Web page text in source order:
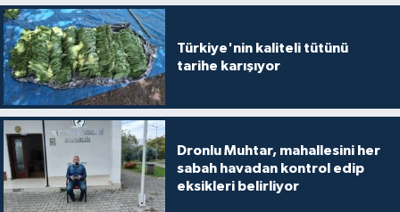
Türkiye'nin kaliteli tütünü
tarihe karışıyor
Dronlu Muhtar, mahallesini her
sabah havadan kontrol edip
eksikleri belirliyor